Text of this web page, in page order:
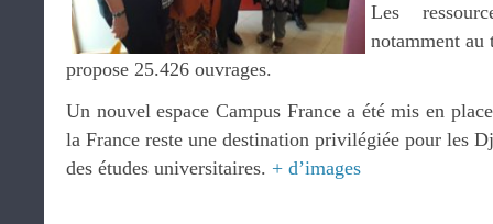
Les
notamment au
propose 25.426 ouvrages.
Un nouvel espace Campus France a été mis en
la France reste une destination privilégiée pour les
des études universitaires. + d’images